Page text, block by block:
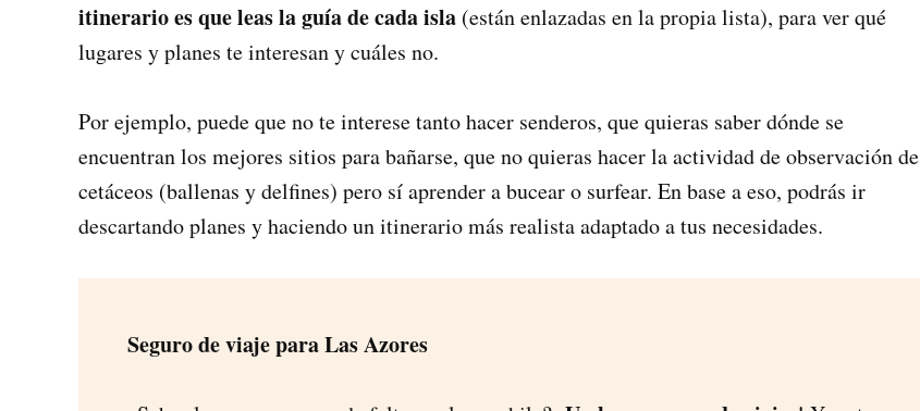
itinerario es que leas la guía de cada isla (están enlazadas en la propia lista), para ver qué
lugares y planes te interesan y cuáles no.
Por ejemplo, puede que no te interese tanto hacer senderos, que quieras saber dónde se
encuentran los mejores sitios para bañarse, que no quieras hacer la actividad de observación de
cetáceos (ballenas y delfines) pero sí aprender a bucear o surfear. En base a eso, podrás ir
descartando planes y haciendo un itinerario más realista adaptado a tus necesidades.
Seguro de viaje para Las Azores